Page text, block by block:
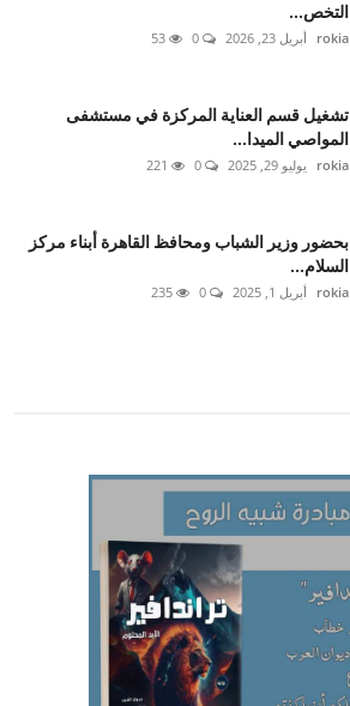
التخص...
rokia أبريل 23, 2026
تشغيل قسم العناية المركزة في مستشفى
المواصي الميدا...
rokia يوليو 29, 2025
بحضور وزير الشباب ومحافظ القاهرة أبناء مركز
السلام...
rokia أبريل 1, 2025